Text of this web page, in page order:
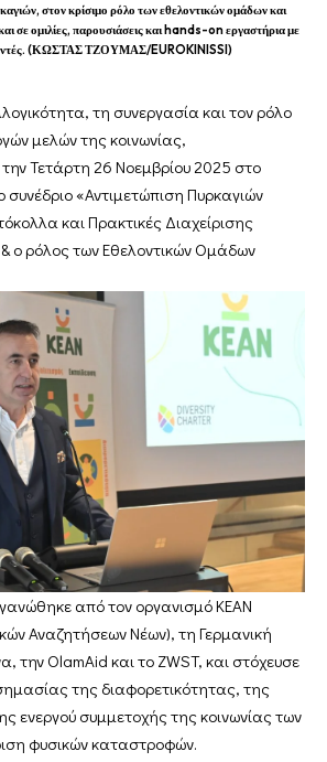
στον κρίσιμο ρόλο των εθελοντικών ομάδων και
σε ομιλίες, παρουσιάσεις και hands-on εργαστήρια με
(ΚΩΣΤΑΣ ΤΖΟΥΜΑΣ/EUROKINISSI)
τη συνεργασία και τον ρόλο
μελών της κοινωνίας,
Τετάρτη 26 Νοεμβρίου 2025 στο
συνέδριο «Αντιμετώπιση Πυρκαγιών
και Πρακτικές Διαχείρισης
ο ρόλος των Εθελοντικών Ομάδων
από τον οργανισμό KEAN
Αναζητήσεων Νέων), τη Γερμανική
την OlamAid και το ZWST, και στόχευσε
της διαφορετικότητας, της
ενεργού συμμετοχής της κοινωνίας των
φυσικών καταστροφών.